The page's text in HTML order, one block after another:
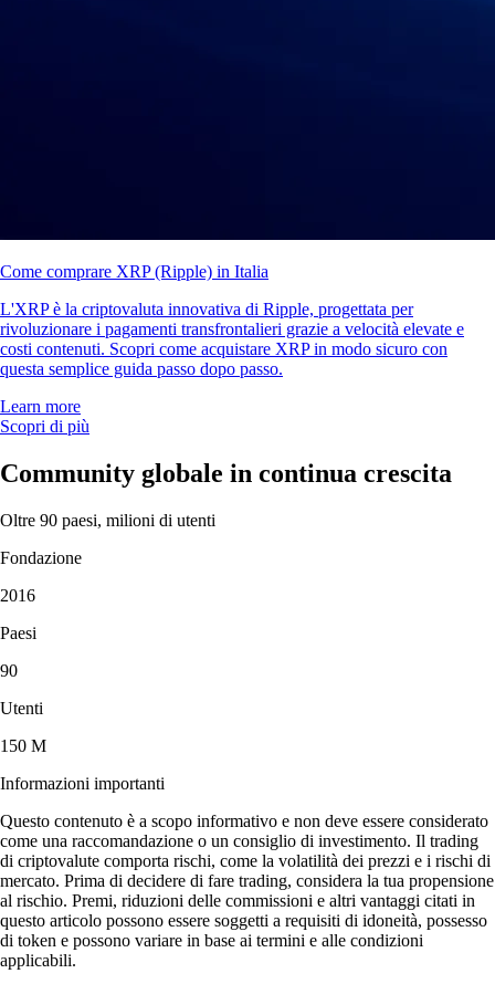
Come comprare XRP (Ripple) in Italia
L'XRP è la criptovaluta innovativa di Ripple, progettata per
rivoluzionare i pagamenti transfrontalieri grazie a velocità elevate e
costi contenuti. Scopri come acquistare XRP in modo sicuro con
questa semplice guida passo dopo passo.
Learn more
Scopri di più
Community globale in continua crescita
Oltre 90 paesi, milioni di utenti
Fondazione
2016
Paesi
90
Utenti
150 M
Informazioni importanti
Questo contenuto è a scopo informativo e non deve essere considerato
come una raccomandazione o un consiglio di investimento. Il trading
di criptovalute comporta rischi, come la volatilità dei prezzi e i rischi di
mercato. Prima di decidere di fare trading, considera la tua propensione
al rischio. Premi, riduzioni delle commissioni e altri vantaggi citati in
questo articolo possono essere soggetti a requisiti di idoneità, possesso
di token e possono variare in base ai termini e alle condizioni
applicabili.